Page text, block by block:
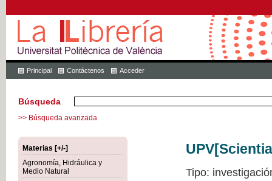
Principal Contáctenos Acceder
Búsqueda
>> Búsqueda avanzada
Materias [+/-]
Agronomía, Hidráulica y
Medio Natural
Tipo: